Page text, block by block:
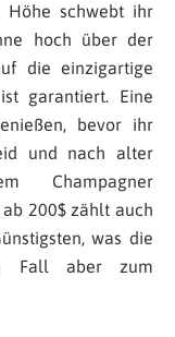
Höhe schwebt ihr
hoch über der
die einzigartige
garantiert. Eine
bevor ihr
und nach alter
Champagner
200$ zählt auch
was die
Fall aber zum